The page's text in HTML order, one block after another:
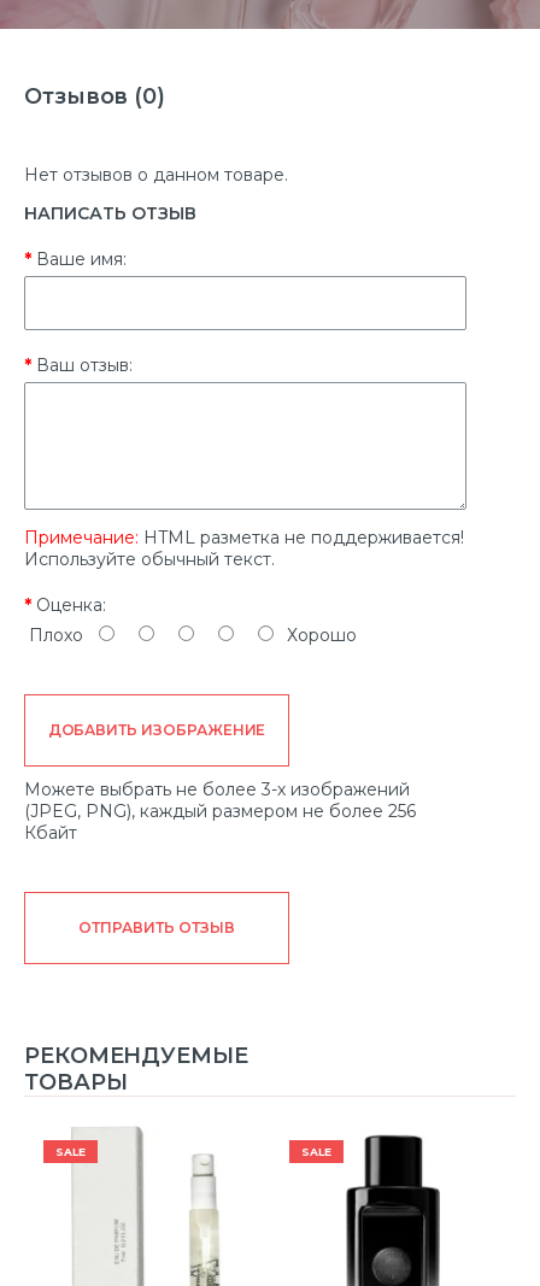
Отзывов (0)
Нет отзывов о данном товаре.
НАПИСАТЬ ОТЗЫВ
Ваше имя:
Ваш отзыв:
Примечание: HTML разметка не поддерживается!
Используйте обычный текст.
Оценка:
Плохо
Хорошо
ДОБАВИТЬ ИЗОБРАЖЕНИЕ
Можете выбрать не более 3-х изображений
(JPEG, PNG), каждый размером не более 256
Кбайт
ОТПРАВИТЬ ОТЗЫВ
РЕКОМЕНДУЕМЫЕ
ТОВАРЫ
SALE SALE